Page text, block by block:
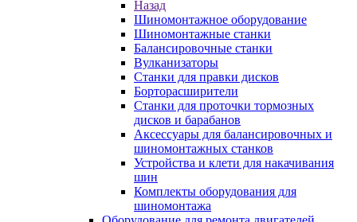
Назад
Шиномонтажное оборудование
Шиномонтажные станки
Балансировочные станки
Вулканизаторы
Станки для правки дисков
Борторасширители
Станки для проточки тормозных
дисков и барабанов
Аксессуары для балансировочных и
шиномонтажных станков
Устройства и клети для накачивания
шин
Комплекты оборудования для
шиномонтажа